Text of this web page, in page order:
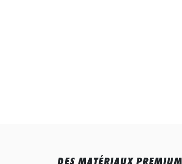
DES MATÉRIAUX PREMIUM